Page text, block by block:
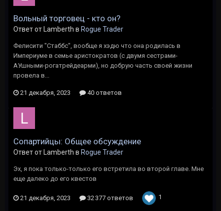
Вольный торговец - кто он?
Ответ от Lamberth в Rogue Trader
Фелисити "Стаббс", вообще я хэдю что она родилась в
Империуме в семье аристократов (с двумя сестрами-
АУшными-рогатрейдеарми), но добрую часть своей жизни
провела в...
21 декабря, 2023 40 ответов
Сопартийцы: Общее обсуждение
Ответ от Lamberth в Rogue Trader
Эх, я пока только-только его встретила во второй главе. Мне
еще далеко до его квестов
21 декабря, 2023 32 377 ответов 1